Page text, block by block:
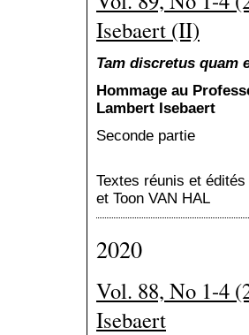
Isebaert (II)
Tam discretus quam
Hommage au
Lambert Isebaert
Seconde partie
Textes réunis et
et Toon VAN HAL
2020
Vol. 88, No 1-4
Isebaert